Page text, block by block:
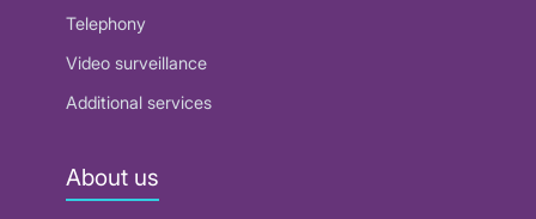
Telephony
Video surveillance
Additional services
About us